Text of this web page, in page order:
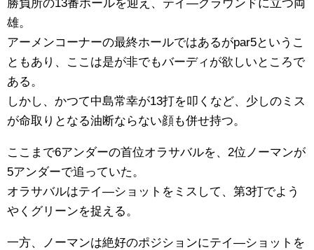
勝負所の13番ホールを迎え、テイ―グラウンドに立つ両
雄。
アーメンコーナーの最終ホールではあるがpar5というこ
ともあり、ここは是が非でもバーディが欲しいところで
ある。
しかし、かつて中島常幸が13打を叩くなど、少しのミス
が命取りとなる油断ならない顔も併せ持つ。
ここまで6アンダーの首位オラサバルを、2位ノーマンが
5アンダーで追っていた。
オラサバルはテイ―ショットをミスして、第3打でよう
やくグリーンを捉える。
一方、ノーマンは絶好のポジションにテイ―ショットを